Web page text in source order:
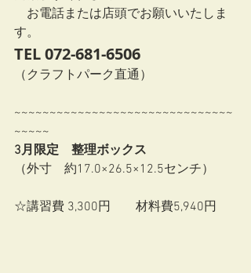
お電話または店頭でお願いいたしま
す。
TEL 072-681-6506
（クラフトパーク直通）
~~~~~~~~~~~~~~~~~~~~~~~~~~~~~~~
~~~~~
3月限定　整理ボックス
（外寸　約17.0×26.5×12.5センチ）
☆講習費 3,300円　　材料費5,940円